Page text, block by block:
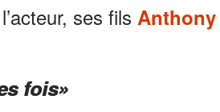
ses filsAnthony
fois»